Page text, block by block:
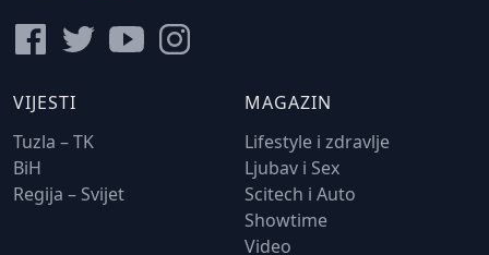
VIJESTI
Tuzla – TK
BiH
Regija – Svijet
MAGAZIN
Lifestyle i zdravlje
Ljubav i Sex
Scitech i Auto
Showtime
Video